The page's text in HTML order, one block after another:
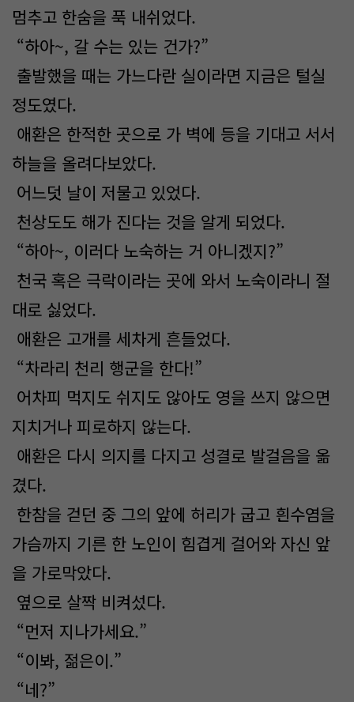
멈추고 한숨을 푹 내쉬었다.
“하아~, 갈 수는 있는 건가?”
출발했을 때는 가느다란 실이라면 지금은 털실
정도였다.
애환은 한적한 곳으로 가 벽에 등을 기대고 서서
하늘을 올려다보았다.
어느덧 날이 저물고 있었다.
천상도도 해가 진다는 것을 알게 되었다.
“하아~, 이러다 노숙하는 거 아니겠지?”
천국 혹은 극락이라는 곳에 와서 노숙이라니 절
대로 싫었다.
애환은 고개를 세차게 흔들었다.
“차라리 천리 행군을 한다!”
어차피 먹지도 쉬지도 않아도 영을 쓰지 않으면
지치거나 피로하지 않는다.
애환은 다시 의지를 다지고 성결로 발걸음을 옮
겼다.
한참을 걷던 중 그의 앞에 허리가 굽고 흰수염을
가슴까지 기른 한 노인이 힘겹게 걸어와 자신 앞
을 가로막았다.
옆으로 살짝 비켜섰다.
“먼저 지나가세요.”
“이봐, 젊은이.”
“네?”